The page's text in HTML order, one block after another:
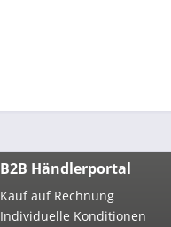
B2B Händlerportal
Kauf auf Rechnung
Individuelle Konditionen